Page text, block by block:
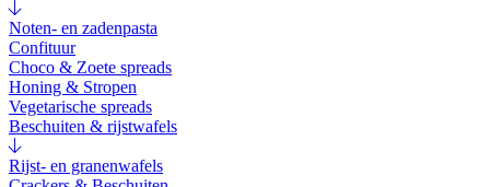
Noten- en zadenpasta
Confituur
Choco & Zoete spreads
Honing & Stropen
Vegetarische spreads
Beschuiten & rijstwafels
Rijst- en granenwafels